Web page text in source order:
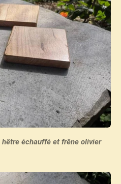
hêtre échauffé et frêne olivier